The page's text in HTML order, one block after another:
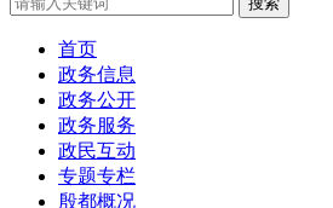
首页
政务信息
政务公开
政务服务
政民互动
专题专栏
殷都概况